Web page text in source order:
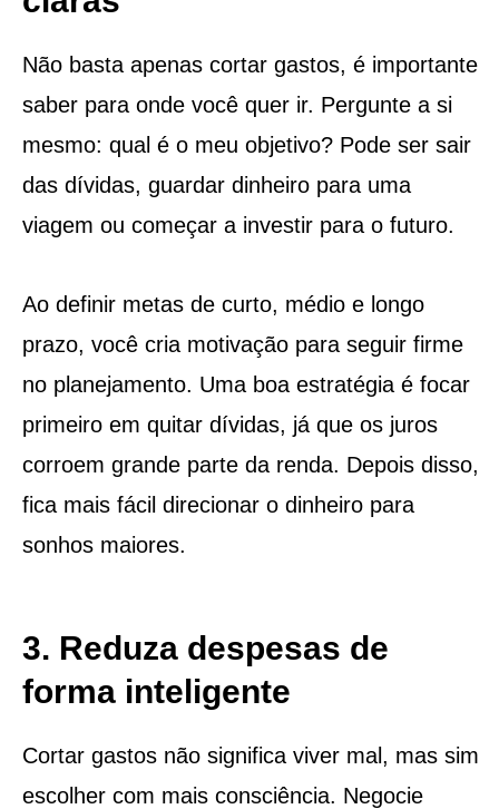
Não basta apenas cortar gastos, é importante
saber para onde você quer ir. Pergunte a si
mesmo: qual é o meu objetivo? Pode ser sair
das dívidas, guardar dinheiro para uma
viagem ou começar a investir para o futuro.
Ao definir metas de curto, médio e longo
prazo, você cria motivação para seguir firme
no planejamento. Uma boa estratégia é focar
primeiro em quitar dívidas, já que os juros
corroem grande parte da renda. Depois disso,
fica mais fácil direcionar o dinheiro para
sonhos maiores.
3. Reduza despesas de
forma inteligente
Cortar gastos não significa viver mal, mas sim
escolher com mais consciência. Negocie